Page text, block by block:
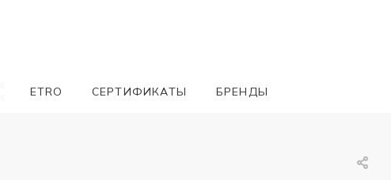
ETRO СЕРТИФИКАТЫ БРЕНДЫ